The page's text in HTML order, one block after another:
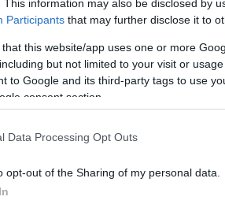
This information may also be disclosed by
Participants that may further disclose it to
that this website/app uses one or more
but not limited to your visit or
to Google and its third-party tags to use
consent section.
Data Processing Opt Outs
opt-out of the Sharing of my personal data.